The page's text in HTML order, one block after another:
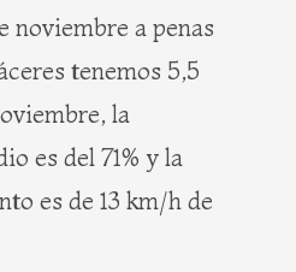
noviembre a penas
tenemos 5,5
la
es del 71% y la
es de 13 km/h de